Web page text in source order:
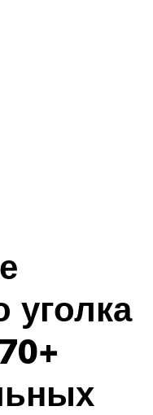
уголка